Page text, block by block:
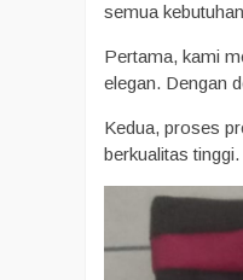
semua
Pertama, kami
elegan. Dengan
Kedua, proses
berkualitas